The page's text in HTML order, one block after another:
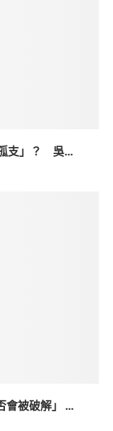
支」？ 吳...
會被破解」 ...